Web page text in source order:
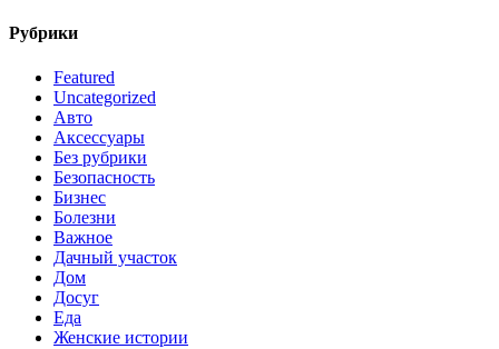
Рубрики
Featured
Uncategorized
Авто
Аксессуары
Без рубрики
Безопасность
Бизнес
Болезни
Важное
Дачный участок
Дом
Досуг
Еда
Женские истории